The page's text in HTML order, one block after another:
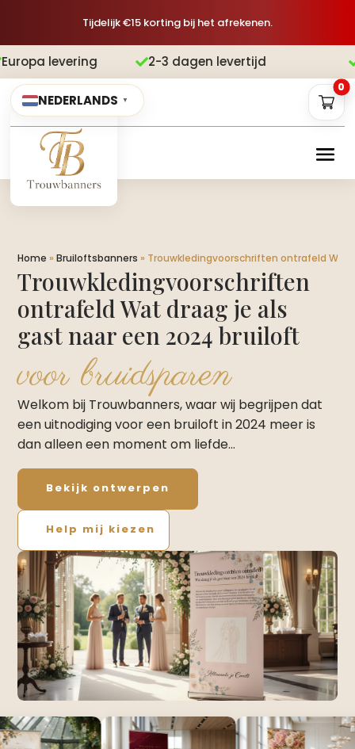
Tijdelijk €15 korting bij het afrekenen.
2-3 dagen levertijd Gratis
NEDERLANDS ▼
0
Home »Bruiloftsbanners » Trouwkledingvoorschriften ontrafeld Wat
Trouwkledingvoorschriften
ontrafeld Wat draag je als
gast naar een 2024 bruiloft
voor bruidsparen
Welkom bij Trouwbanners, waar wij begrijpen dat
een uitnodiging voor een bruiloft in 2024 meer is
dan alleen een moment om liefde…
Bekijk ontwerpen
Help mij kiezen